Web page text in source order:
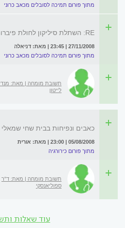
מתוך פורום תמיכה לסובלים מכאב כרוני
RE: השתלת סיליקון לחולת פיברומיאלגיה
27/11/2008 | 23:45 | מאת: דניאלה
מתוך פורום תמיכה לסובלים מכאב כרוני
תשובת מומחה | מאת: מנדי
לייטון
כאבים ונפיחות בבית שחי שמאלי
05/08/2008 | 23:00 | מאת: אורית
מתוך פורום כירורגיה
תשובת מומחה | מאת: ד"ר
ספוליאנסקי
עוד שאלות